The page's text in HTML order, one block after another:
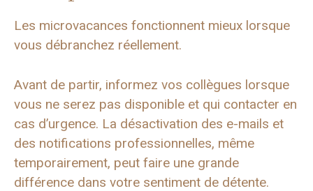
Les microvacances fonctionnent mieux lorsque
vous débranchez réellement.
Avant de partir, informez vos collègues lorsque
vous ne serez pas disponible et qui contacter en
cas d’urgence. La désactivation des e-mails et
des notifications professionnelles, même
temporairement, peut faire une grande
différence dans votre sentiment de détente.